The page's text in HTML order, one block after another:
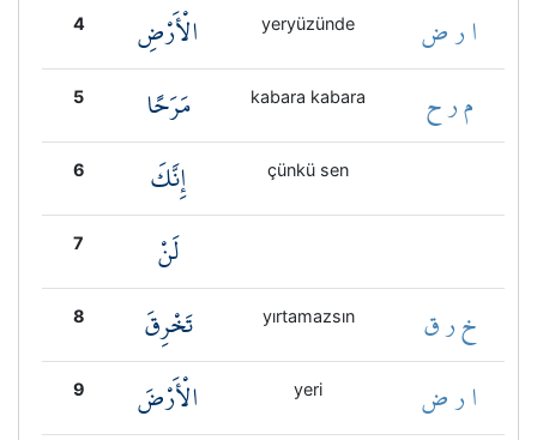
4 الْأَرْضِ yeryüzünde ا ر ض
5 مَرَحًا kabara kabara م ر ح
6 إِنَّكَ çünkü sen
7 لَنْ
8 تَخْرِقَ yırtamazsın خ ر ق
9 الْأَرْضَ yeri ا ر ض